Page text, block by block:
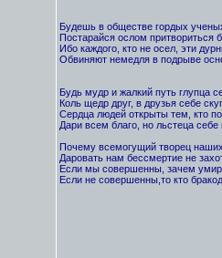
Будешь в обществе гордых
Постарайся ослом притвориться
Ибо каждого, кто не осел, эти
Обвиняют немедля в подрыве
Будь мудр и жалкий путь глупца
Коль щедр друг, в друзья себе
Сердца людей открыты тем, кто
Дари всем благо, но льстеца
Почему всемогущий творец
Даровать нам бессмертие не
Если мы совершенны, зачем
Если не совершенны,то кто